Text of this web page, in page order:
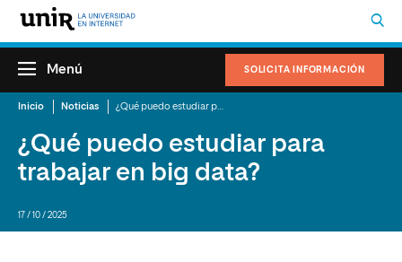
SOLICITA INFORMACIÓN
Menú
Inicio Noticias
¿Qué puedo estudiar para
trabajar en big data?
17 / 10 / 2025